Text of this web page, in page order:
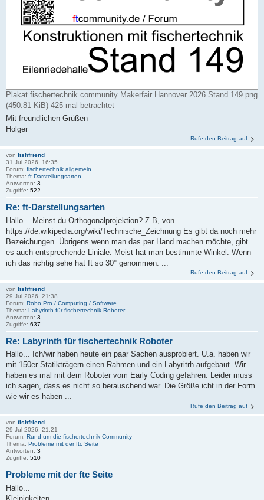
Plakat fischertechnik community Makerfair Hannover 2026 Stand 149.png
(450.81 KiB) 425 mal betrachtet
Mit freundlichen Grüßen
Holger
Rufe den Beitrag auf
von fishfriend
31 Jul 2026, 16:35
Forum: fischertechnik allgemein
Thema: ft-Darstellungsarten
Antworten: 3
Zugriffe: 522
Re: ft-Darstellungsarten
Hallo... Meinst du Orthogonalprojektion? Z.B, von
https://de.wikipedia.org/wiki/Technische_Zeichnung Es gibt da noch mehr
Bezeichungen. Übrigens wenn man das per Hand machen möchte, gibt
es auch entsprechende Liniale. Meist hat man bestimmte Winkel. Wenn
ich das richtig sehe hat ft so 30° genommen. ...
Rufe den Beitrag auf
von fishfriend
29 Jul 2026, 21:38
Forum: Robo Pro / Computing / Software
Thema: Labyrinth für fischertechnik Roboter
Antworten: 3
Zugriffe: 637
Re: Labyrinth für fischertechnik Roboter
Hallo... Ich/wir haben heute ein paar Sachen ausprobiert. U.a. haben wir
mit 150er Statikträgern einen Rahmen und ein Labyritrh aufgebaut. Wir
haben es mal mit dem Roboter vom Early Coding gefahren. Leider muss
ich sagen, dass es nicht so berauschend war. Die Größe icht in der Form
wie wir es haben ...
Rufe den Beitrag auf
von fishfriend
29 Jul 2026, 21:21
Forum: Rund um die fischertechnik Community
Thema: Probleme mit der ftc Seite
Antworten: 3
Zugriffe: 510
Probleme mit der ftc Seite
Hallo...